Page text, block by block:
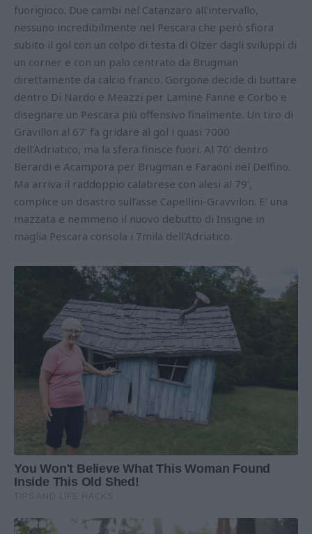
fuorigioco. Due cambi nel Catanzaro all'intervallo,
nessuno incredibilmente nel Pescara che però sfiora
subito il gol con un colpo di testa di Olzer dagli sviluppi di
un corner e con un palo centrato da Brugman
direttamente da calcio franco. Gorgone decide di buttare
dentro Di Nardo e Meazzi per Lamine Fanne e Corbo e
disegnare un Pescara più offensivo finalmente. Un tiro di
Gravillon al 67' fa gridare al gol i quasi 7000
dell'Adriatico, ma la sfera finisce fuori. Al 70' dentro
Berardi e Acampora per Brugman e Faraoni nel Delfino.
Ma arriva il raddoppio calabrese con alesi al 79',
complice un disastro sull'asse Capellini-Gravvilon. E' una
mazzata e nemmeno il nuovo debutto di Insigne in
maglia Pescara consola i 7mila dell'Adriatico.